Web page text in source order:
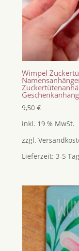
Wimpel
9,50 €
inkl. 19 % MwSt.
zzgl.
Lieferzeit: 3-5